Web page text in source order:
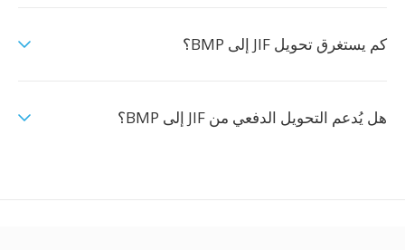
كم يستغرق تحويل JIF إلى BMP؟
هل يُدعم التحويل الدفعي من JIF إلى BMP؟